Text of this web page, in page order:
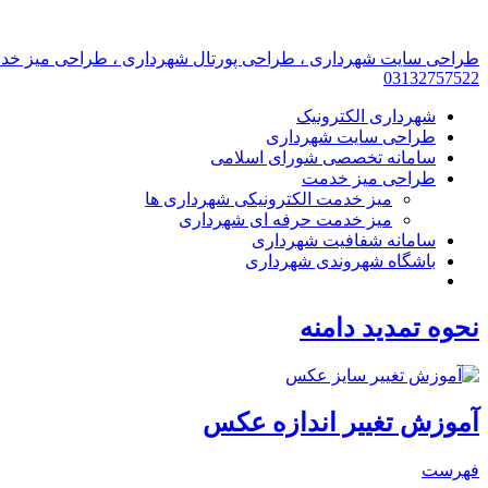
طراحی سایت شهرداری ، طراحی پورتال شهرداری ، طراحی میز
03132757522
شهرداری الکترونیک
طراحی سایت شهرداری
سامانه تخصصی شورای اسلامی
طراحی میز خدمت
میز خدمت الکترونیکی شهرداری ها
میز خدمت حرفه ای شهرداری
سامانه شفافیت شهرداری
باشگاه شهروندی شهرداری
نحوه تمدید دامنه
آموزش تغییر اندازه عکس
فهرست